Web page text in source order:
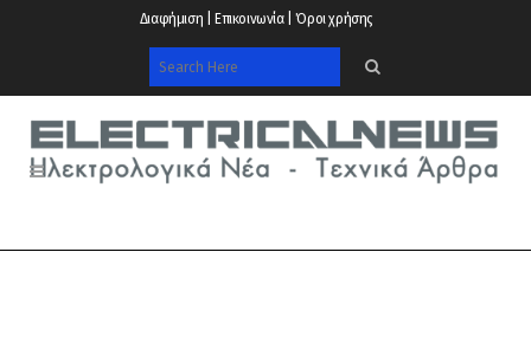
Διαφήμιση | Επικοινωνία | Όροι χρήσης